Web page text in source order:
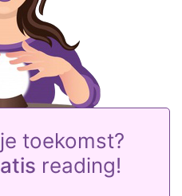
toekomst?
reading!